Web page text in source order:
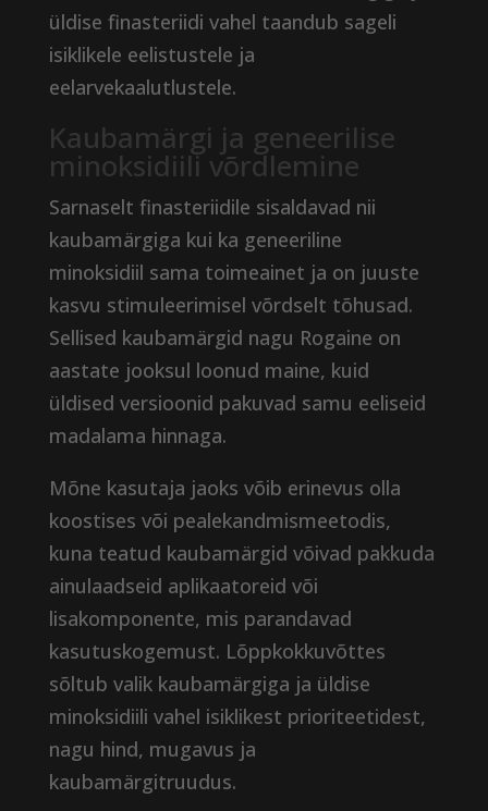
üldise finasteriidi vahel taandub sageli
isiklikele eelistustele ja
eelarvekaalutlustele.
Kaubamärgi ja geneerilise
minoksidiili võrdlemine
Sarnaselt finasteriidile sisaldavad nii
kaubamärgiga kui ka geneeriline
minoksidiil sama toimeainet ja on juuste
kasvu stimuleerimisel võrdselt tõhusad.
Sellised kaubamärgid nagu Rogaine on
aastate jooksul loonud maine, kuid
üldised versioonid pakuvad samu eeliseid
madalama hinnaga.
Mõne kasutaja jaoks võib erinevus olla
koostises või pealekandmismeetodis,
kuna teatud kaubamärgid võivad pakkuda
ainulaadseid aplikaatoreid või
lisakomponente, mis parandavad
kasutuskogemust. Lõppkokkuvõttes
sõltub valik kaubamärgiga ja üldise
minoksidiili vahel isiklikest prioriteetidest,
nagu hind, mugavus ja
kaubamärgitruudus.